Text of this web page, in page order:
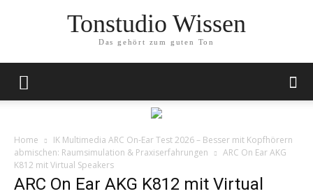
Tonstudio Wissen
Das gehört zum guten Ton
Home
IK Multimedia ARC On‑Ear Test 2026 – Besser mit Kopfhörern
abmischen: Raumsimulation & Praxiserfahrungen
ARC On Ear AKG
K812 mit Virtual Speakers
ARC On Ear AKG K812 mit Virtual